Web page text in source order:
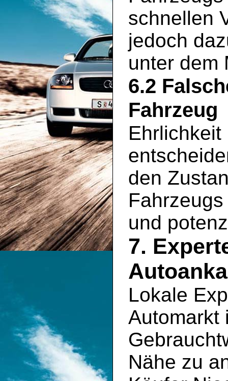
schnellen
jedoch
unter dem
6.2
Fahrzeug
Ehrlichkeit
den
und
7.
Lokale
Automarkt
Nähe zu